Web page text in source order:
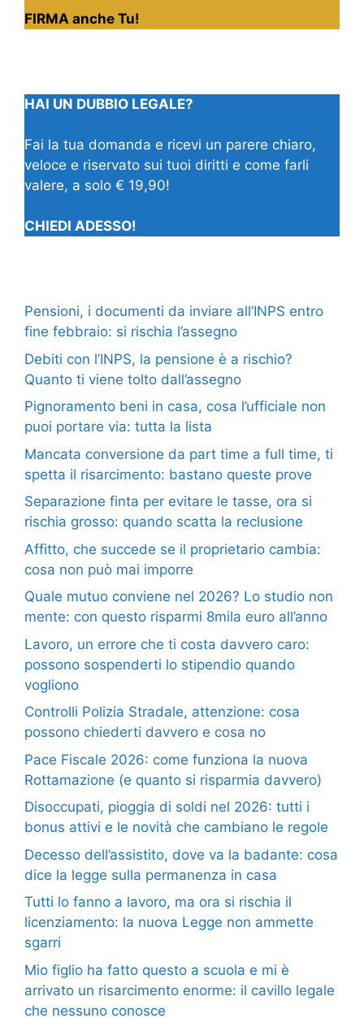
FIRMA anche Tu!
HAI UN DUBBIO LEGALE?
Fai la tua domanda e ricevi un parere chiaro,
veloce e riservato sui tuoi diritti e come farli
valere, a solo € 19,90!
CHIEDI ADESSO!
Pensioni, i documenti da inviare all’INPS entro
fine febbraio: si rischia l’assegno
Debiti con l’INPS, la pensione è a rischio?
Quanto ti viene tolto dall’assegno
Pignoramento beni in casa, cosa l’ufficiale non
puoi portare via: tutta la lista
Mancata conversione da part time a full time, ti
spetta il risarcimento: bastano queste prove
Separazione finta per evitare le tasse, ora si
rischia grosso: quando scatta la reclusione
Affitto, che succede se il proprietario cambia:
cosa non può mai imporre
Quale mutuo conviene nel 2026? Lo studio non
mente: con questo risparmi 8mila euro all’anno
Lavoro, un errore che ti costa davvero caro:
possono sospenderti lo stipendio quando
vogliono
Controlli Polizia Stradale, attenzione: cosa
possono chiederti davvero e cosa no
Pace Fiscale 2026: come funziona la nuova
Rottamazione (e quanto si risparmia davvero)
Disoccupati, pioggia di soldi nel 2026: tutti i
bonus attivi e le novità che cambiano le regole
Decesso dell’assistito, dove va la badante: cosa
dice la legge sulla permanenza in casa
Tutti lo fanno a lavoro, ma ora si rischia il
licenziamento: la nuova Legge non ammette
sgarri
Mio figlio ha fatto questo a scuola e mi è
arrivato un risarcimento enorme: il cavillo legale
che nessuno conosce